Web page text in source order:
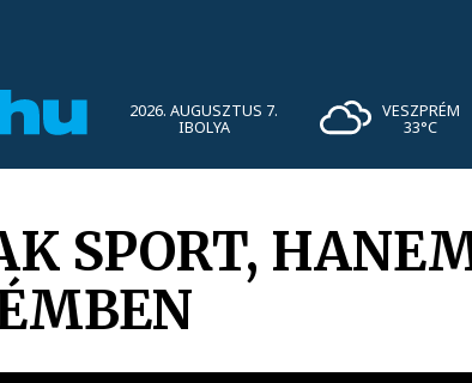
2026. AUGUSZTUS 7.
IBOLYA
VESZPRÉM
33°C
SPORT,